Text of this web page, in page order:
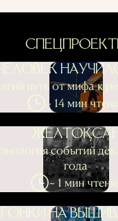
путь от мифа к
~ 14 мин
событий
года
~ 1 мин
ГОНКИ НА